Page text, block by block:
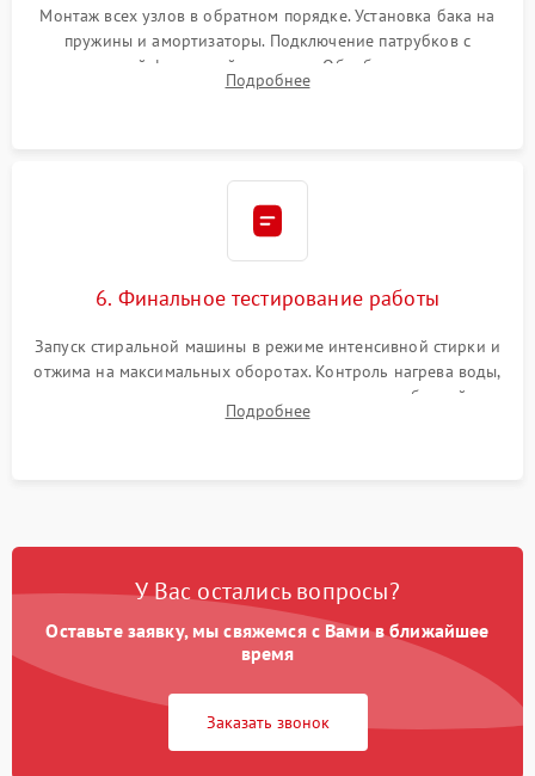
Монтаж всех узлов в обратном порядке. Установка бака на
пружины и амортизаторы. Подключение патрубков с
надежной фиксацией хомутами. Обработка стыков
герметиком для предотвращения возможных протечек воды.
Подробнее
6. Финальное тестирование работы
Запуск стиральной машины в режиме интенсивной стирки и
отжима на максимальных оборотах. Контроль нагрева воды,
корректности слива, отсутствия излишних вибраций,
посторонних стуков и протечек под корпусом.
Подробнее
У Вас остались вопросы?
Оставьте заявку, мы свяжемся с Вами в ближайшее
время
Заказать звонок